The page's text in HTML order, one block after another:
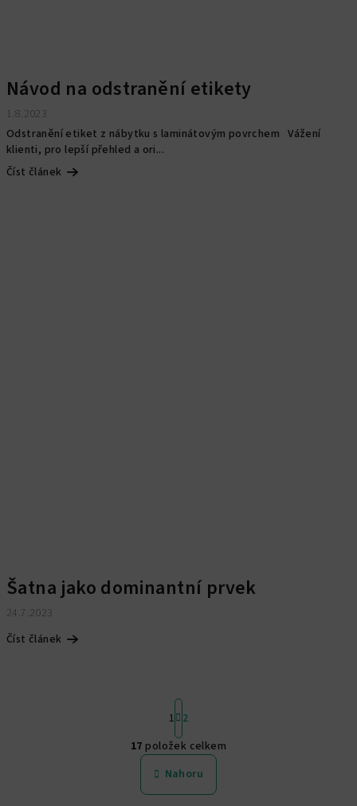
Návod na odstranění etikety
1.8.2023
Odstranění etiket z nábytku s laminátovým povrchem Vážení
klienti, pro lepší přehled a ori...
Číst článek
Šatna jako dominantní prvek
24.7.2023
Číst článek
O
v
l
S
t
r
á
n
k
o
1 2
17 položek celkem
Nahoru